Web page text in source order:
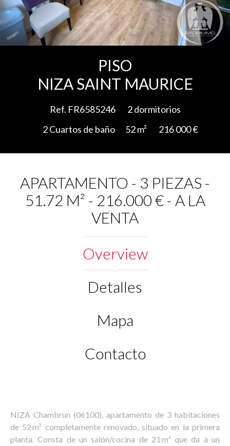
PISO
NIZA SAINT MAURICE
Ref. FR6585246
2 dormitorios
2 Cuartos de baño
52 m² 216 000 €
APARTAMENTO - 3 PIEZAS -
51.72 M² - 216.000 € - A LA
VENTA
Overview
Detalles
Mapa
Contacto
NIZA Chambrun (06100), apartamento de 3 habitaciones
de 52 m² completamente renovado, situado en la primera
planta. Consta de un salón/cocina de 21 m² que da a un